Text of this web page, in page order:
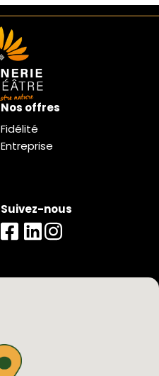
Nos offres
Fidélité
Entreprise
Suivez-nous